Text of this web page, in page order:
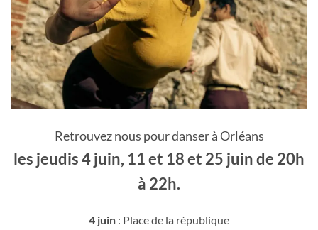
Retrouvez nous pour danser à Orléans
les jeudis 4 juin, 11 et 18 et 25 juin de 20h
à 22h.
4 juin : Place de la république